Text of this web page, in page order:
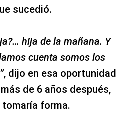
sucedió.
hija de la mañana. Y
cuenta somos los
, dijo en esa oportunidad
de 6 años después,
forma.